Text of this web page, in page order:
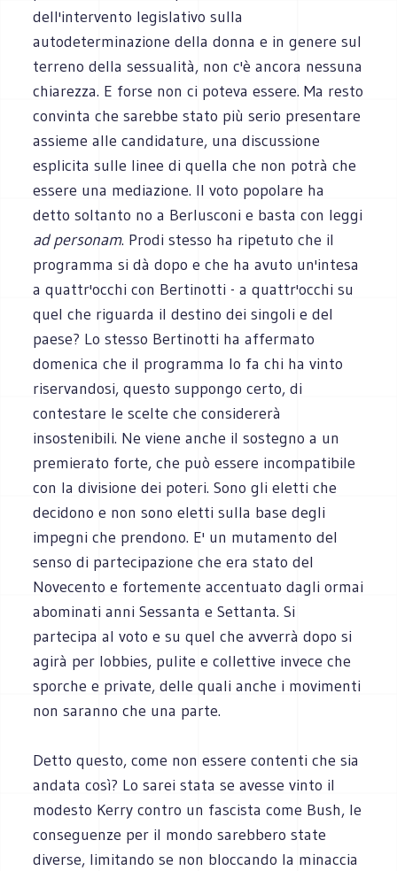
dell'intervento legislativo sulla
autodeterminazione della donna e in genere sul
terreno della sessualità, non c'è ancora nessuna
chiarezza. E forse non ci poteva essere. Ma resto
convinta che sarebbe stato più serio presentare
assieme alle candidature, una discussione
esplicita sulle linee di quella che non potrà che
essere una mediazione. Il voto popolare ha
detto soltanto no a Berlusconi e basta con leggi
ad personam. Prodi stesso ha ripetuto che il
programma si dà dopo e che ha avuto un'intesa
a quattr'occhi con Bertinotti - a quattr'occhi su
quel che riguarda il destino dei singoli e del
paese? Lo stesso Bertinotti ha affermato
domenica che il programma lo fa chi ha vinto
riservandosi, questo suppongo certo, di
contestare le scelte che considererà
insostenibili. Ne viene anche il sostegno a un
premierato forte, che può essere incompatibile
con la divisione dei poteri. Sono gli eletti che
decidono e non sono eletti sulla base degli
impegni che prendono. E' un mutamento del
senso di partecipazione che era stato del
Novecento e fortemente accentuato dagli ormai
abominati anni Sessanta e Settanta. Si
partecipa al voto e su quel che avverrà dopo si
agirà per lobbies, pulite e collettive invece che
sporche e private, delle quali anche i movimenti
non saranno che una parte.
Detto questo, come non essere contenti che sia
andata così? Lo sarei stata se avesse vinto il
modesto Kerry contro un fascista come Bush, le
conseguenze per il mondo sarebbero state
diverse, limitando se non bloccando la minaccia